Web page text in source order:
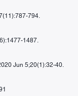
794.
1487.
Jun 5;20(1):32-40.